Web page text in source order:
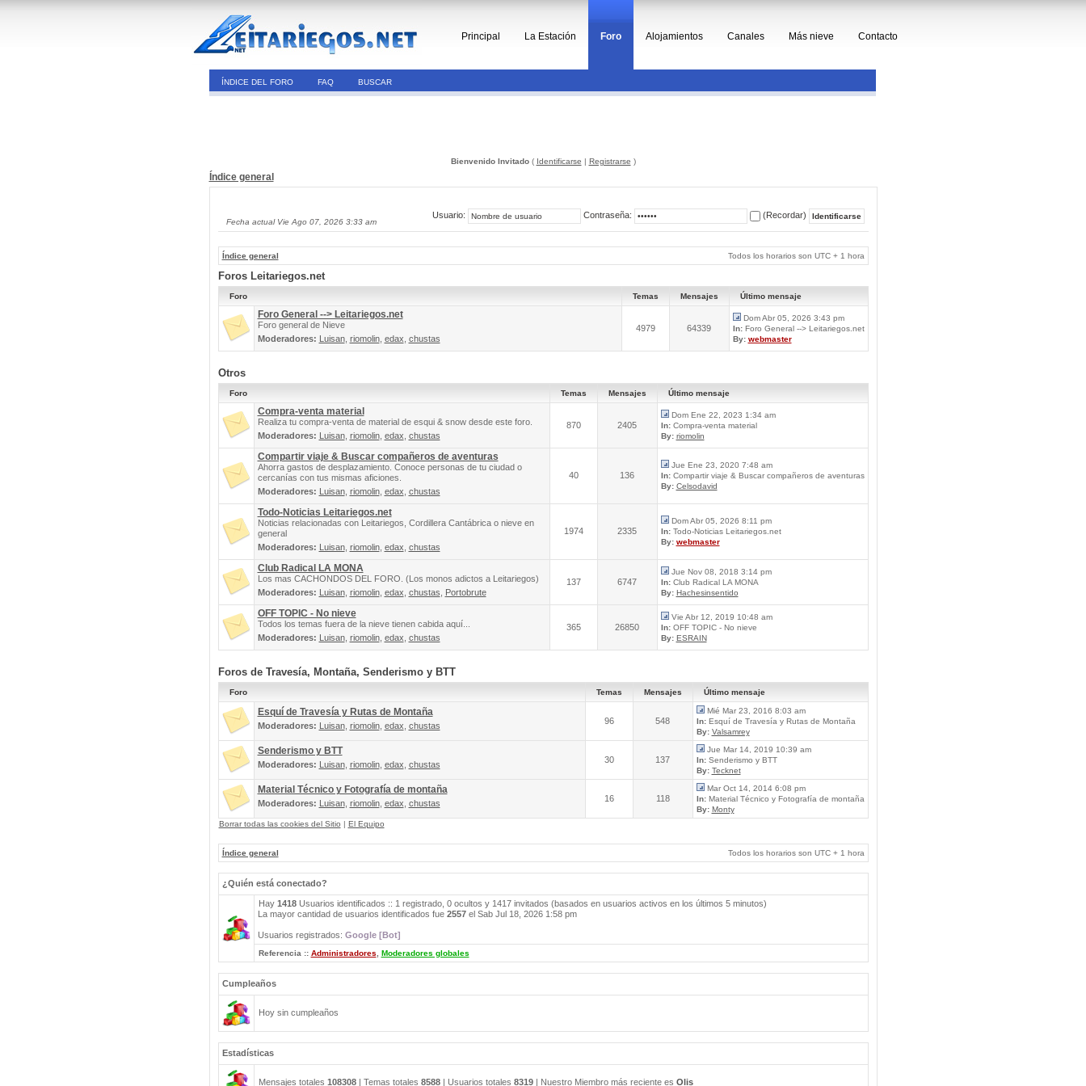
Principal La Estación Foro Alojamientos Canales Más nieve Contacto
ÍNDICE DEL FORO FAQ BUSCAR
Bienvenido Invitado( Identificarse | Registrarse )
Índice general
Fecha actual Vie Ago 07, 2026 3:33 am
Usuario: Contraseña: (Recordar)
Índice general Todos los horarios son UTC + 1 hora
Foros Leitariegos.net
Foro Temas Mensajes Último mensaje
Foro General --> Leitariegos.net
Foro general de Nieve
Moderadores: Luisan, riomolin, edax chustas
4979 64339
Dom Abr 05, 2026 3:43 pm
In:Foro General --> Leitariegos.net
By: webmaster
Otros
Foro Temas Mensajes Último mensaje
Compra-venta material
Realiza tu compra-venta de material de esqui & snow desde este foro.
Moderadores: Luisan, riomolin, edax chustas
870 2405
Dom Ene 22, 2023 1:34 am
In:Compra-venta material
By: riomolin
Compartir viaje & Buscar compañeros de aventuras
Ahorra gastos de desplazamiento. Conoce personas de tu ciudad o
cercanías con tus mismas aficiones.
Moderadores: Luisan, riomolin, edax chustas
40 136
Jue Ene 23, 2020 7:48 am
In:Compartir viaje & Buscar compañeros de aventuras
By: Celsodavid
Todo-Noticias Leitariegos.net
Noticias relacionadas con Leitariegos, Cordillera Cantábrica o nieve en
general
Moderadores: Luisan, riomolin, edax chustas
1974 2335
Dom Abr 05, 2026 8:11 pm
In:Todo-Noticias Leitariegos.net
By: webmaster
Club Radical LA MONA
Los mas CACHONDOS DEL FORO. (Los monos adictos a Leitariegos)
Moderadores: Luisan, riomolin, edax chustas Portobrute
137 6747
Jue Nov 08, 2018 3:14 pm
In:Club Radical LA MONA
By: Hachesinsentido
OFF TOPIC - No nieve
Todos los temas fuera de la nieve tienen cabida aquí...
Moderadores: Luisan, riomolin, edax chustas
365 26850
Vie Abr 12, 2019 10:48 am
In:OFF TOPIC - No nieve
By: ESRAIN
Foros de Travesía, Montaña, Senderismo y BTT
Foro Temas Mensajes Último mensaje
Esquí de Travesía y Rutas de Montaña
Moderadores: Luisan, riomolin, edax chustas 96 548
Mié Mar 23, 2016 8:03 am
In:Esquí de Travesía y Rutas de Montaña
By: Valsamrey
Senderismo y BTT
Moderadores: Luisan, riomolin, edax chustas 30 137
Jue Mar 14, 2019 10:39 am
In:Senderismo y BTT
By: Tecknet
Material Técnico y Fotografía de montaña
Moderadores: Luisan, riomolin, edax chustas 16 118
Mar Oct 14, 2014 6:08 pm
In:Material Técnico y Fotografía de montaña
By: Monty
Borrar todas las cookies del Sitio | El Equipo
Índice general Todos los horarios son UTC + 1 hora
¿Quién está conectado?
Hay 1418Usuarios identificados :: 1 registrado, 0 ocultos y 1417 invitados (basados en usuarios activos en los últimos 5 minutos)
La mayor cantidad de usuarios identificados fue 2557el Sab Jul 18, 2026 1:58 pm
Usuarios registrados: Google [Bot]
Referencia :: Administradores Moderadores globales
Cumpleaños
Hoy sin cumpleaños
Estadísticas
Mensajes totales 108308| Temas totales 8588| Usuarios totales 8319| Nuestro Miembro más reciente es Olis